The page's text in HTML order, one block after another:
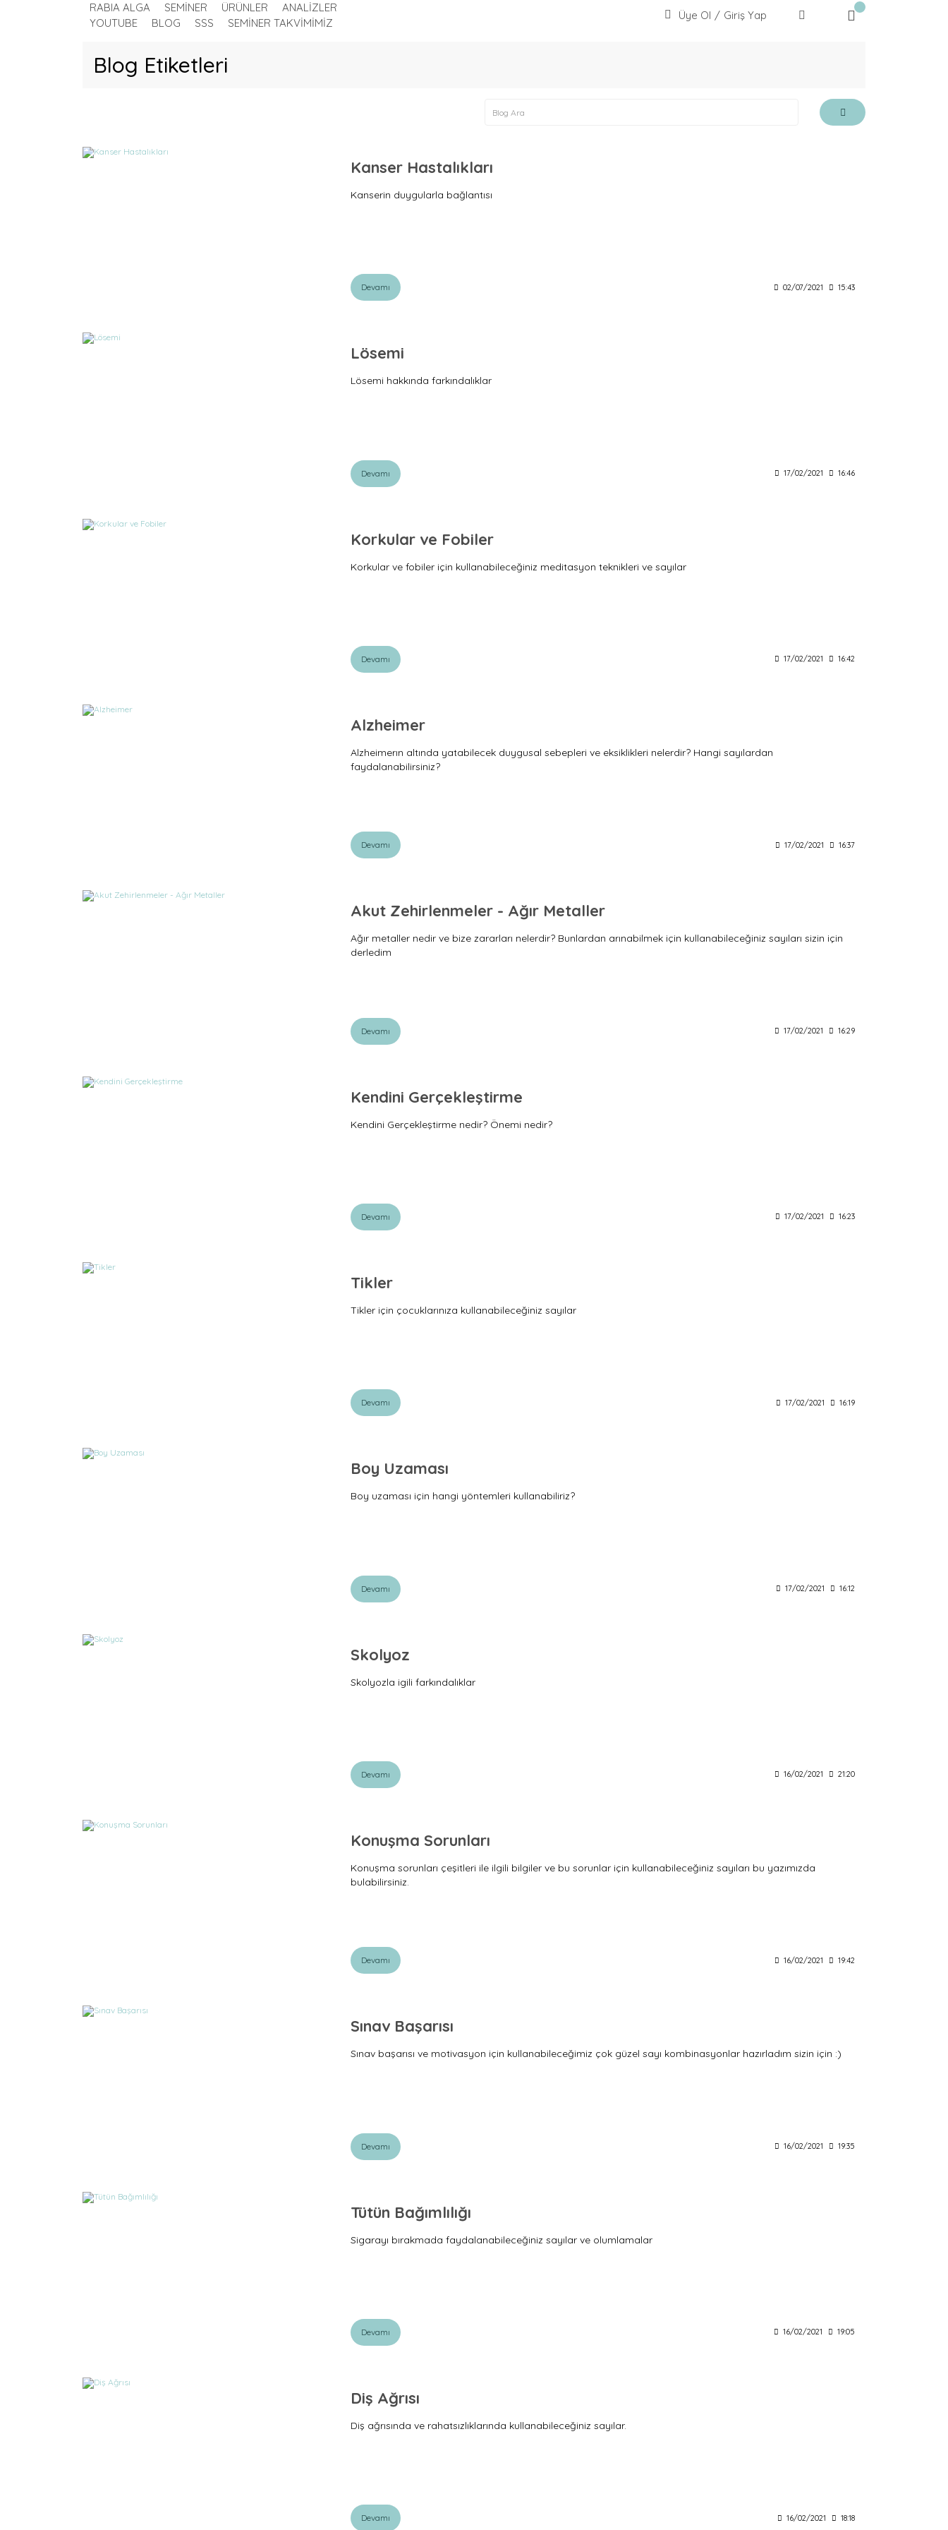
RABIA ALGA SEMİNER ÜRÜNLER
ANALİZLER
YOUTUBE
BLOG SSS SEMİNER TAKVİMİMİZ
Üye Ol / Giriş Yap
Blog Etiketleri
Kanser Hastalıkları
Kanserin duygularla bağlantısı
Devamı 02/07/2021 15:43
Lösemi
Lösemi hakkında farkındalıklar
Devamı 17/02/2021 16:46
Korkular ve Fobiler
Korkular ve fobiler için kullanabileceğiniz meditasyon teknikleri ve sayılar
Devamı 17/02/2021 16:42
Alzheimer
Alzheimerın altında yatabilecek duygusal sebepleri ve eksiklikleri nelerdir? Hangi sayılardan
faydalanabilirsiniz?
Devamı 17/02/2021 16:37
Akut Zehirlenmeler - Ağır Metaller
Ağır metaller nedir ve bize zararları nelerdir? Bunlardan arınabilmek için kullanabileceğiniz sayıları sizin için
derledim
Devamı 17/02/2021 16:29
Kendini Gerçekleştirme
Kendini Gerçekleştirme nedir? Önemi nedir?
Devamı 17/02/2021 16:23
Tikler
Tikler için çocuklarınıza kullanabileceğiniz sayılar
Devamı 17/02/2021 16:19
Boy Uzaması
Boy uzaması için hangi yöntemleri kullanabiliriz?
Devamı 17/02/2021 16:12
Skolyoz
Skolyozla igili farkındalıklar
Devamı 16/02/2021 21:20
Konuşma Sorunları
Konuşma sorunları çeşitleri ile ilgili bilgiler ve bu sorunlar için kullanabileceğiniz sayıları bu yazımızda
bulabilirsiniz.
Devamı 16/02/2021 19:42
Sınav Başarısı
Sınav başarısı ve motivasyon için kullanabileceğimiz çok güzel sayı kombinasyonlar hazırladım sizin için :)
Devamı 16/02/2021 19:35
Tütün Bağımlılığı
Sigarayı bırakmada faydalanabileceğiniz sayılar ve olumlamalar
Devamı 16/02/2021 19:05
Diş Ağrısı
Diş ağrısında ve rahatsızlıklarında kullanabileceğiniz sayılar.
Devamı 16/02/2021 18:18